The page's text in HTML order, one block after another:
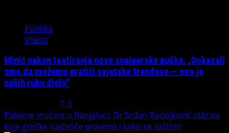
Politika
Vijesti
Minić nakon testiranja nove snajperske puške: „Dokazali
smo da možemo pratiti svjetske trendove — ovo je
naših ruku djelo“
0
Paklene vrućine u Banjaluci: Dr Srđan Radojković otkriva
koje greške najčešće pravimo i kako se zaštititi